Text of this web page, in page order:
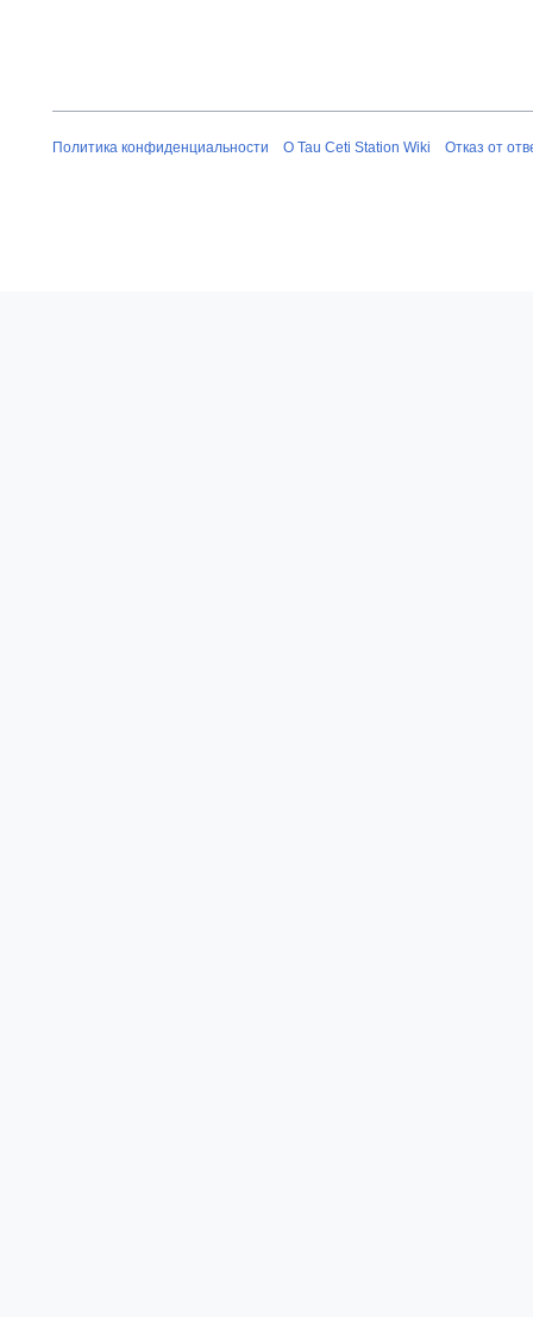
Политика конфиденциальности О Tau Ceti Station Wiki Отказ от